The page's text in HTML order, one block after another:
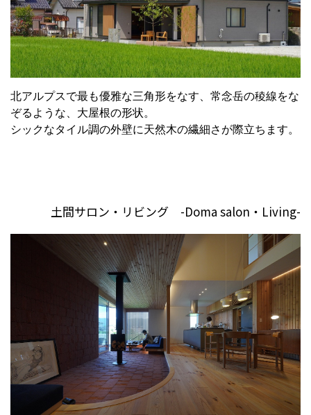
北アルプスで最も優雅な三角形をなす、常念岳の稜線をな
ぞるような、大屋根の形状。
シックなタイル調の外壁に天然木の繊細さが際立ちます。
土間サロン・リビング -Doma salon・Living-